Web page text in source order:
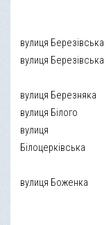
вулиця Березівська
вулиця Березівська
вулиця Березняка
вулиця Білого
вулиця
Білоцерківська
вулиця Боженка